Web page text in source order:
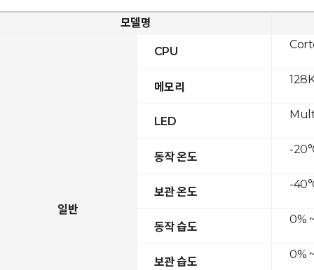
모델명
일반
CPU
메모리
LED
동작 온도
보관 온도
동작 습도
보관 습도
-
-
0%
0%